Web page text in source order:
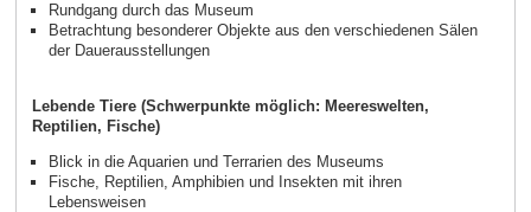
Rundgang durch das Museum
Betrachtung besonderer Objekte aus den verschiedenen Sälen
der Dauerausstellungen
Lebende Tiere (Schwerpunkte möglich: Meereswelten,
Reptilien, Fische)
Blick in die Aquarien und Terrarien des Museums
Fische, Reptilien, Amphibien und Insekten mit ihren
Lebensweisen